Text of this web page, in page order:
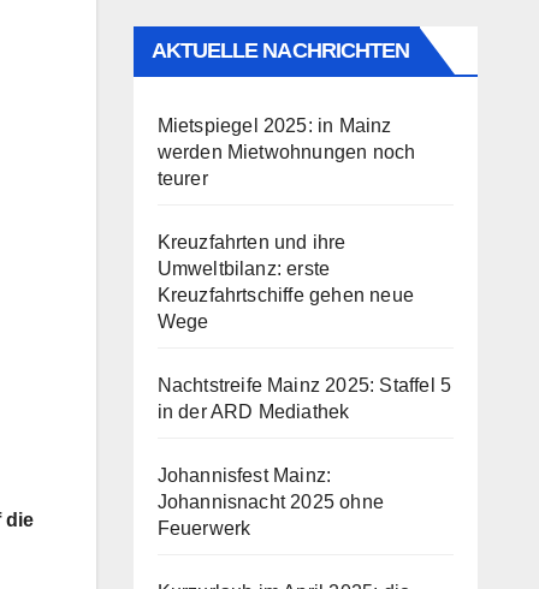
die
AKTUELLE NACHRICHTEN
Mietspiegel 2025: in Mainz
werden Mietwohnungen noch
teurer
Kreuzfahrten und ihre
Umweltbilanz: erste
Kreuzfahrtschiffe gehen neue
Wege
Nachtstreife Mainz 2025: Staffel 5
in der ARD Mediathek
Johannisfest Mainz:
Johannisnacht 2025 ohne
Feuerwerk